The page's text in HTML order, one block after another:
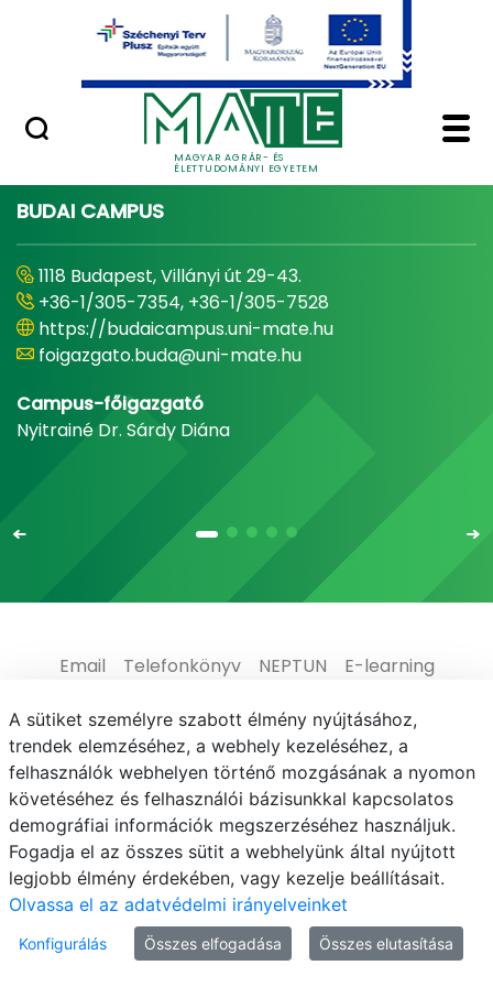
Ugrás a fő tartalomhoz
MAGYAR AGRÁR- ÉS
ÉLETTUDOMÁNYI EGYETEM
Minőségügy
Home - Magyar
BUDAI CAMPUS
1118 Budapest, Villányi út 29-43.
+36-1/305-7354, +36-1/305-7528
https://budaicampus.uni-mate.hu
foigazgato.buda@uni-mate.hu
Campus-főigazgató
Nyitrainé Dr. Sárdy Diána
Email Telefonkönyv NEPTUN
E-learning
Médiaközpont
Informatikai Igazgatóság
Adatvédelem
© MATE 2021
A sütiket személyre szabott élmény nyújtásához,
trendek elemzéséhez, a webhely kezeléséhez, a
felhasználók webhelyen történő mozgásának a nyomon
követéséhez és felhasználói bázisunkkal kapcsolatos
demográfiai információk megszerzéséhez használjuk.
Fogadja el az összes sütit a webhelyünk által nyújtott
legjobb élmény érdekében, vagy kezelje beállításait.
Olvassa el az adatvédelmi irányelveinket
Konfigurálás Összes elfogadása Összes elutasítása